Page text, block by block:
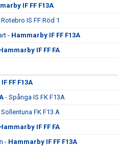
IF FF F13A
Rotebro IS FF Röd 1
- Hammarby IF FF F13A
IF FF FA
FF F13A
- Spånga IS FK F13A
Sollentuna FK F13 A
IF FF FA
- Hammarby IF FF F13A